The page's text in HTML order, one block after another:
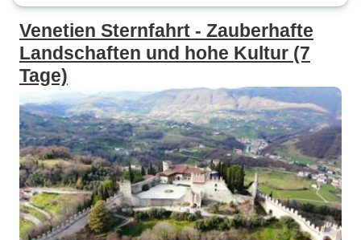
Venetien Sternfahrt - Zauberhafte
Landschaften und hohe Kultur (7
Tage)